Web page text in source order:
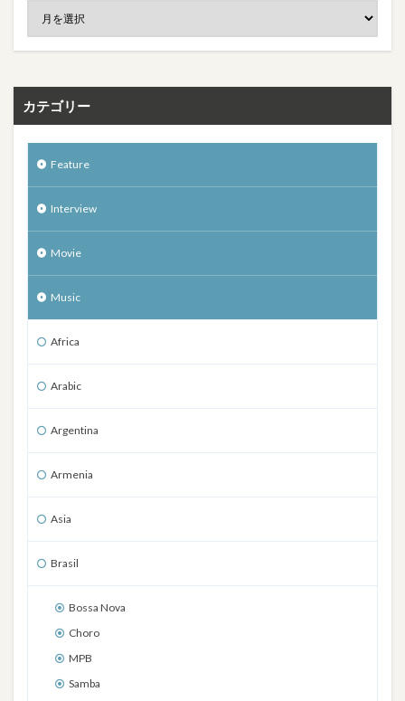
カテゴリー
Feature
Interview
Movie
Music
Africa
Arabic
Argentina
Armenia
Asia
Brasil
Bossa Nova
Choro
MPB
Samba